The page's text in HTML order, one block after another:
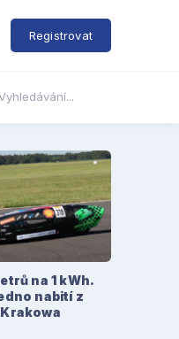
Registrovat
na 1 kWh.
nabití z